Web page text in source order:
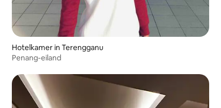
Hotelkamer in Terengganu
Penang-eiland